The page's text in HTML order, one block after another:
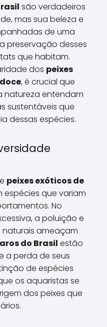
são verdadeiros
mas sua beleza e
de uma
preservação desses
que habitam.
dos peixes
, é crucial que
natureza entendam
sustentáveis que
dessas espécies.
peixes exóticos de
espécies que variam
No
a poluição e
ameaçam
do Brasil estão
a perda de seus
de espécies
os aquaristas se
dos peixes que